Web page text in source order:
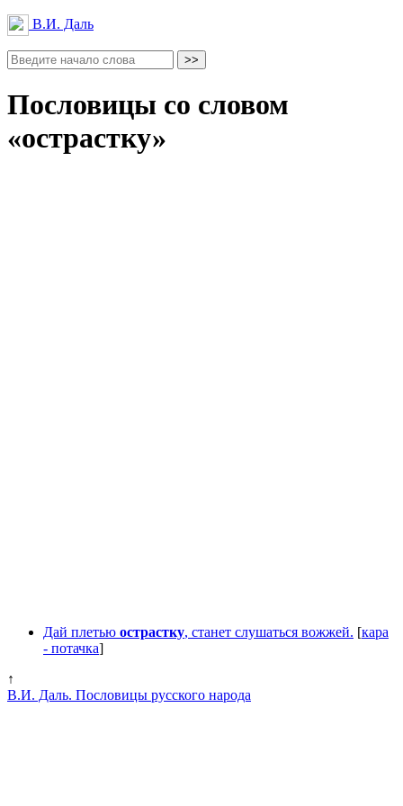
В.И. Даль
Пословицы со словом
«острастку»
Дай плетью острастку, станет слушаться вожжей. [кара
- потачка]
↑
В.И. Даль. Пословицы русского народа